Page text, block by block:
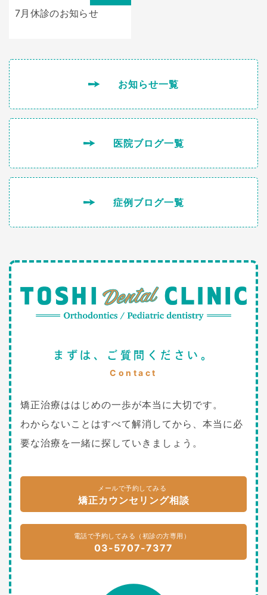
7月休診のお知らせ
お知らせ一覧
医院ブログ一覧
症例ブログ一覧
まずは、ご質問ください。
Contact
矯正治療ははじめの一歩が本当に大切です。
わからないことはすべて解消してから、本当に必
要な治療を一緒に探していきましょう。
メールで予約してみる
矯正カウンセリング相談
電話で予約してみる（初診の方専用）
03-5707-7377